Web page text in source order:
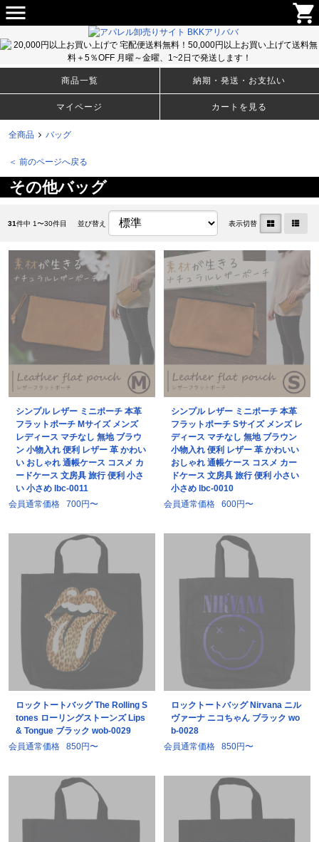
menu shopping_cart
メンズ・ウィメンズのＴシャツ、アパレルファッションから生活雑貨まで豊富な取り揃え！卸売りサイト
BKKアリババ
商品一覧 納期・発送・お支払い
マイページ カートを見る
全商品 バッグ
＜ 前のページへ戻る
その他バッグ
31件中 1〜30件目 並び替え 表示切替
シンプル レザー ミニポーチ 本革
フラットポーチ Mサイズ メンズ
レディース マチなし 無地 ブラウ
ン 小物入れ 便利 レザー 革 かわい
い おしゃれ 通帳ケース コスメ カ
ードケース 文房具 旅行 便利 小さ
い 小さめ lbc-0011
会員通常価格
700円〜
シンプル レザー ミニポーチ 本革
フラットポーチ Sサイズ メンズ レ
ディース マチなし 無地 ブラウン
小物入れ 便利 レザー 革 かわいい
おしゃれ 通帳ケース コスメ カー
ドケース 文房具 旅行 便利 小さい
小さめ lbc-0010
会員通常価格
600円〜
ロックトートバッグ The Rolling S
tones ローリングストーンズ Lips
& Tongue ブラック wob-0029
会員通常価格
850円〜
ロックトートバッグ Nirvana ニル
ヴァーナ ニコちゃん ブラック wo
b-0028
会員通常価格
850円〜